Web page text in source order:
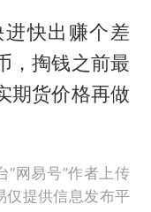
快出赚个差
，掏钱之前最
期货价格再做
“网易号”作者上传
仅提供信息发布平